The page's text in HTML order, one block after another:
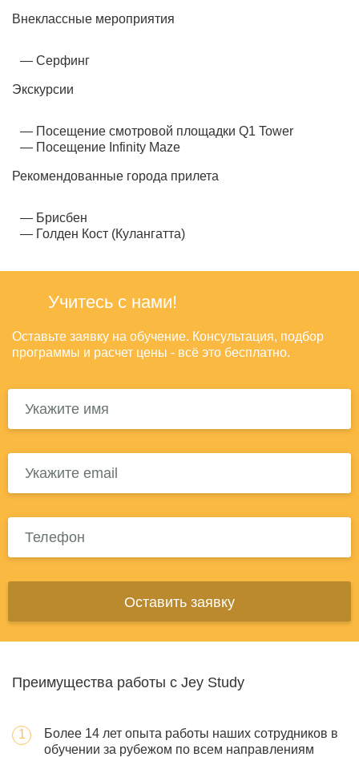
Внеклассные мероприятия
Серфинг
Экскурсии
Посещение смотровой площадки Q1 Tower
Посещение Infinity Maze
Рекомендованные города прилета
Брисбен
Голден Кост (Кулангатта)
Учитесь с нами!
Оставьте заявку на обучение. Консультация, подбор
программы и расчет цены - всё это бесплатно.
Оставить заявку
Преимущества работы с Jey Study
Более 14 лет опыта работы наших сотрудников в
обучении за рубежом по всем направлениям